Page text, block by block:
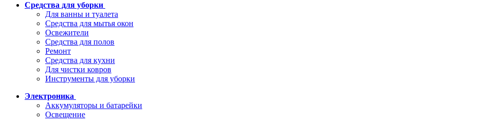
Средства для уборки
Для ванны и туалета
Средства для мытья окон
Освежители
Средства для полов
Ремонт
Средства для кухни
Для чистки ковров
Инструменты для уборки
Электроника
Аккумуляторы и батарейки
Освещение